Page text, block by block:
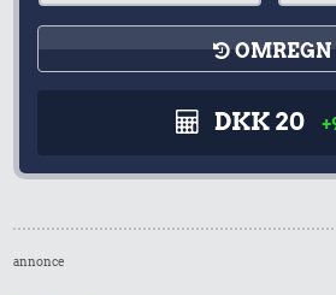
OMREGN
DKK 20
annonce